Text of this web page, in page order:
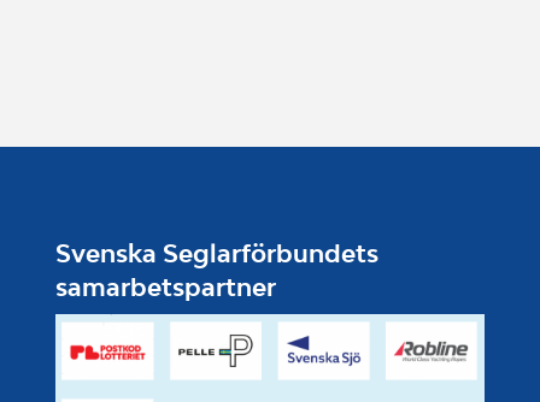
Svenska Seglarförbundets
samarbetspartner